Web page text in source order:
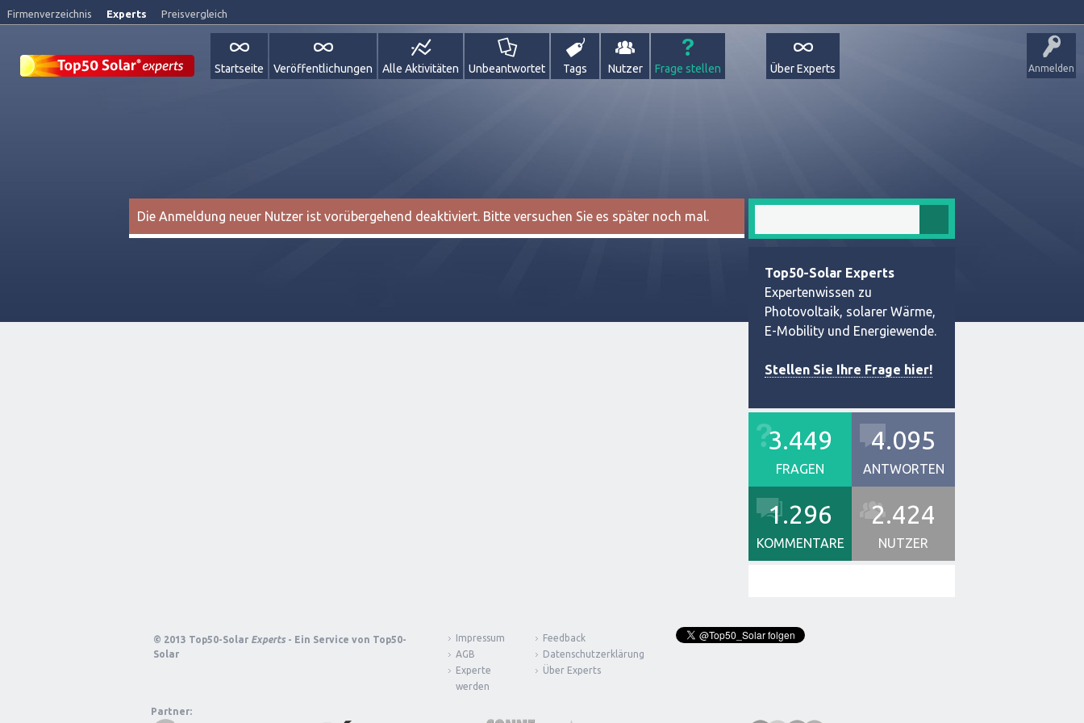
Firmenverzeichnis Experts Preisvergleich
Anmelden
Startseite Veröffentlichungen Alle Aktivitäten Unbeantwortet Tags Nutzer Frage stellen Über Experts
Die Anmeldung neuer Nutzer ist vorübergehend deaktiviert. Bitte versuchen Sie es später noch mal.
Top50-Solar Experts
Expertenwissen zu
Photovoltaik, solarer Wärme,
E-Mobility und Energiewende.
Stellen Sie Ihre Frage hier!
3.449
FRAGEN
4.095
ANTWORTEN
1.296
KOMMENTARE
2.424
NUTZER
© 2013 Top50-Solar Experts - Ein Service von Top50-
Solar
Impressum
Feedback
AGB
Datenschutzerklärung
Experte
werden
Über Experts
Partner: